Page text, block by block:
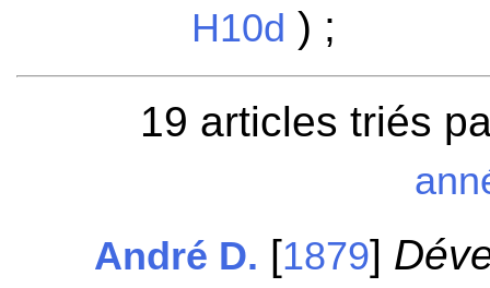
H10d ) ;
19 articles triés
André D. [1879]